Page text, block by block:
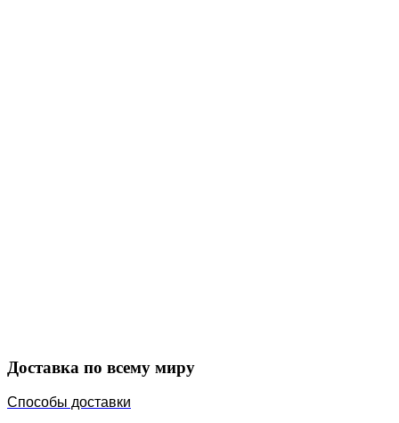
Доставка по всему миру
Способы доставки